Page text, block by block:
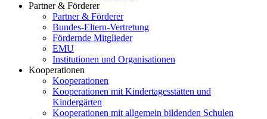
Partner & Förderer
Partner & Förderer
Bundes-Eltern-Vertretung
Fördernde Mitglieder
EMU
Institutionen und Organisationen
Kooperationen
Kooperationen
Kooperationen mit Kindertagesstätten und
Kindergärten
Kooperationen mit allgemein bildenden Schulen